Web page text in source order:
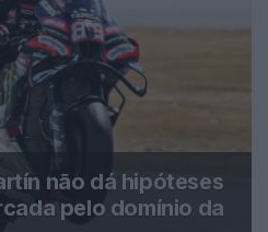
não dá hipóteses
pelo domínio da